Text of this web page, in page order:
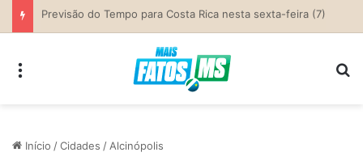
Previsão do Tempo para Costa Rica nesta sexta-feira (7)
Início /Cidades / Alcinópolis